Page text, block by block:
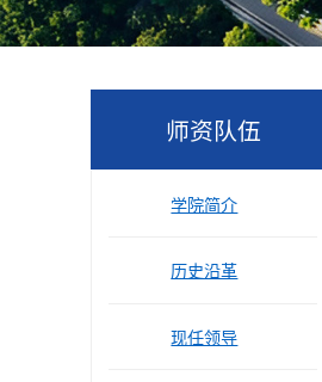
师资队伍
学院简介
历史沿革
现任领导